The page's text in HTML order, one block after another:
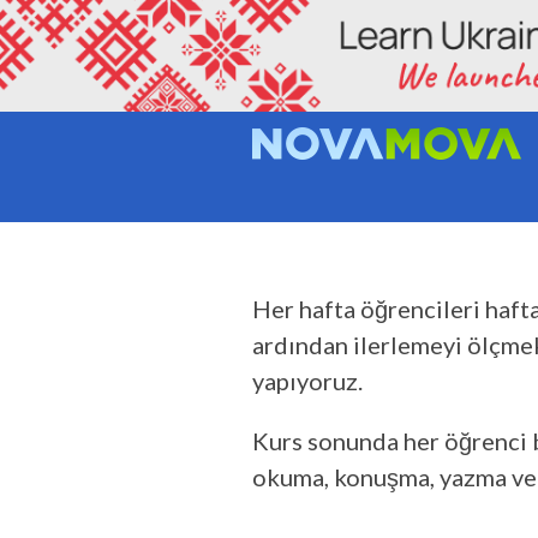
Her hafta öğrencileri
ardından ilerlemeyi
yapıyoruz.
Kurs sonunda her öğrenci
okuma, konuşma, yazma